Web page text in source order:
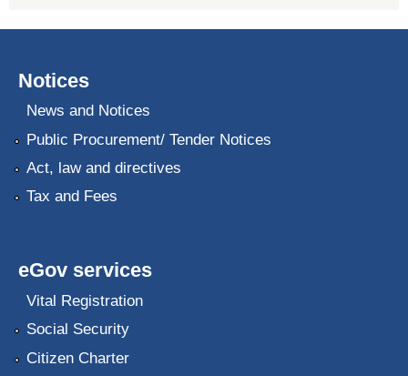
Notices
News and Notices
Public Procurement/ Tender Notices
Act, law and directives
Tax and Fees
eGov services
Vital Registration
Social Security
Citizen Charter